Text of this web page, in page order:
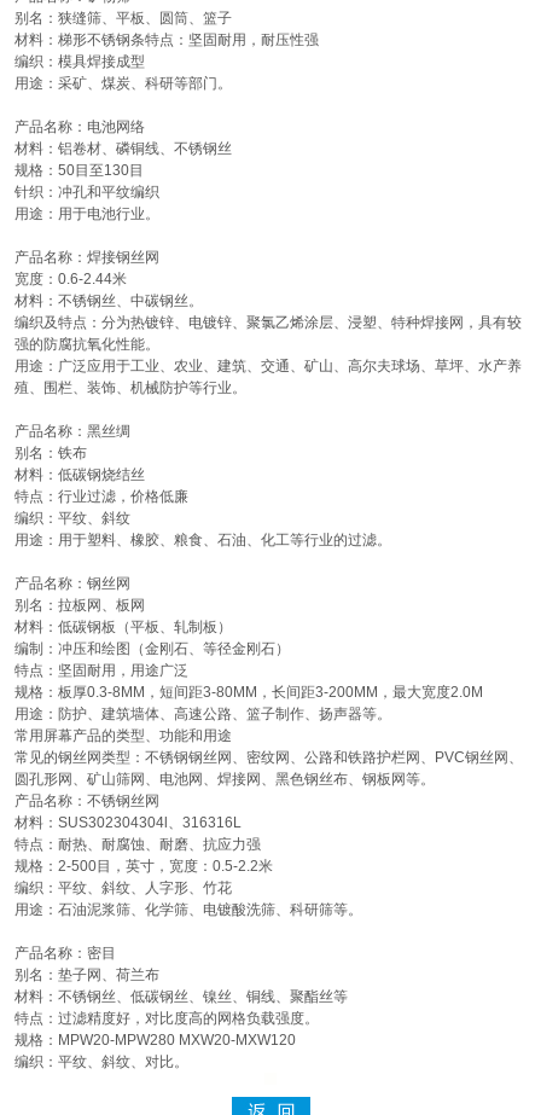
别名：狭缝筛、平板、圆筒、篮子
材料：梯形不锈钢条特点：坚固耐用，耐压性强
编织：模具焊接成型
用途：采矿、煤炭、科研等部门。
产品名称：电池网络
材料：铝卷材、磷铜线、不锈钢丝
规格：50目至130目
针织：冲孔和平纹编织
用途：用于电池行业。
产品名称：焊接钢丝网
宽度：0.6-2.44米
材料：不锈钢丝、中碳钢丝。
编织及特点：分为热镀锌、电镀锌、聚氯乙烯涂层、浸塑、特种焊接网，具有较
强的防腐抗氧化性能。
用途：广泛应用于工业、农业、建筑、交通、矿山、高尔夫球场、草坪、水产养
殖、围栏、装饰、机械防护等行业。
产品名称：黑丝绸
别名：铁布
材料：低碳钢烧结丝
特点：行业过滤，价格低廉
编织：平纹、斜纹
用途：用于塑料、橡胶、粮食、石油、化工等行业的过滤。
产品名称：钢丝网
别名：拉板网、板网
材料：低碳钢板（平板、轧制板）
编制：冲压和绘图（金刚石、等径金刚石）
特点：坚固耐用，用途广泛
规格：板厚0.3-8MM，短间距3-80MM，长间距3-200MM，最大宽度2.0M
用途：防护、建筑墙体、高速公路、篮子制作、扬声器等。
常用屏幕产品的类型、功能和用途
常见的钢丝网类型：不锈钢钢丝网、密纹网、公路和铁路护栏网、PVC钢丝网、
圆孔形网、矿山筛网、电池网、焊接网、黑色钢丝布、钢板网等。
产品名称：不锈钢丝网
材料：SUS302304304l、316316L
特点：耐热、耐腐蚀、耐磨、抗应力强
规格：2-500目，英寸，宽度：0.5-2.2米
编织：平纹、斜纹、人字形、竹花
用途：石油泥浆筛、化学筛、电镀酸洗筛、科研筛等。
产品名称：密目
别名：垫子网、荷兰布
材料：不锈钢丝、低碳钢丝、镍丝、铜线、聚酯丝等
特点：过滤精度好，对比度高的网格负载强度。
规格：MPW20-MPW280 MXW20-MXW120
编织：平纹、斜纹、对比。